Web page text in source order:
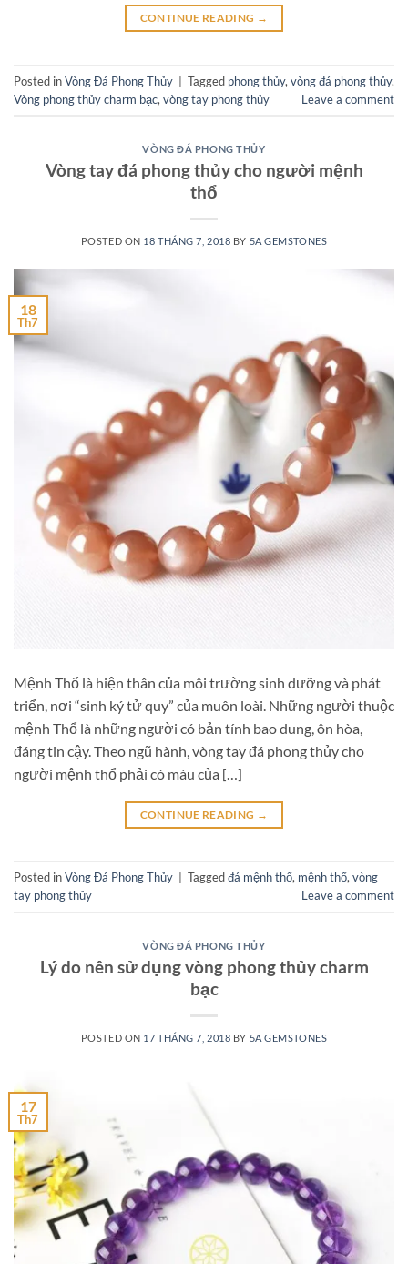
CONTINUE READING →
Posted inVòng Đá Phong Thủy Tagged phong thủy, vòng đá phong thủy,
Vòng phong thủy charm bạc, vòng tay phong thủy Leave a comment
VÒNG ĐÁ PHONG THỦY
Vòng tay đá phong thủy cho người mệnh
thổ
POSTED ON 18 THÁNG 7, 2018 BY 5A GEMSTONES
18
Th7
Mệnh Thổ là hiện thân của môi trường sinh dưỡng và phát
triển, nơi “sinh ký tử quy” của muôn loài. Những người thuộc
mệnh Thổ là những người có bản tính bao dung, ôn hòa,
đáng tin cậy. Theo ngũ hành, vòng tay đá phong thủy cho
người mệnh thổ phải có màu của […]
CONTINUE READING →
Posted inVòng Đá Phong Thủy Taggedđá mệnh thổ, mệnh thổ,vòng
tay phong thủy
Leave a comment
VÒNG ĐÁ PHONG THỦY
Lý do nên sử dụng vòng phong thủy charm
bạc
POSTED ON 17 THÁNG 7, 2018 BY 5A GEMSTONES
17
Th7